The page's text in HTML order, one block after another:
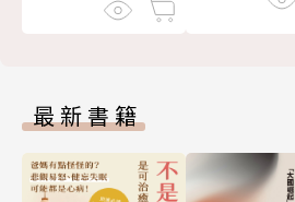
最新書籍